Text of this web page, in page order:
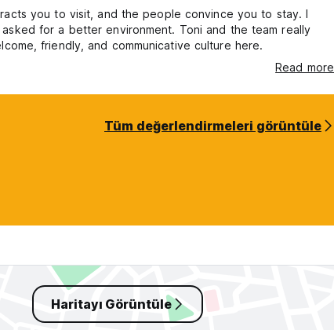
you to visit, and the people convince you to stay. I
for a better environment. Toni and the team really
friendly, and communicative culture here.
Read more
Tüm değerlendirmeleri görüntüle
Haritayı Görüntüle